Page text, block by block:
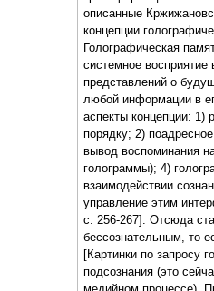
описанные
концепции
Голографическая
системное восприятие
представлений о
любой информации в
аспекты концепции: 1)
порядку; 2)
вывод воспоминания
голограммы); 4)
взаимодействии
управление этим
с. 256-267]. Отсюда
бессознательным, то
[Картинки по запросу
подсознания (это